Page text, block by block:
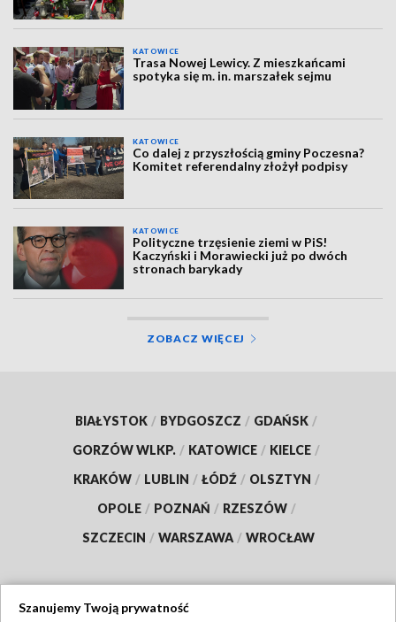
KATOWICE
Trasa Nowej Lewicy. Z mieszkańcami
spotyka się m. in. marszałek sejmu
KATOWICE
Co dalej z przyszłością gminy Poczesna?
Komitet referendalny złożył podpisy
KATOWICE
Polityczne trzęsienie ziemi w PiS!
Kaczyński i Morawiecki już po dwóch
stronach barykady
ZOBACZ WIĘCEJ
BIAŁYSTOK / BYDGOSZCZ / GDAŃSK /
GORZÓW WLKP. / KATOWICE / KIELCE /
KRAKÓW / LUBLIN / ŁÓDŹ / OLSZTYN /
OPOLE / POZNAŃ / RZESZÓW /
SZCZECIN / WARSZAWA / WROCŁAW
Szanujemy Twoją prywatność